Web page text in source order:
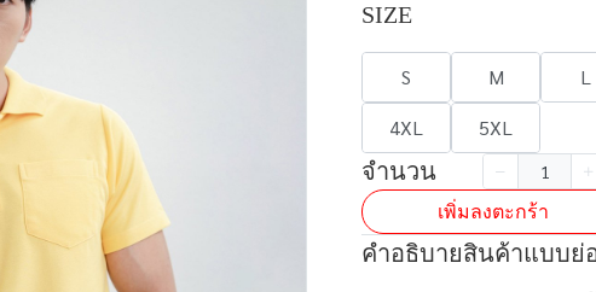
SIZE
S M L
4XL
5XL
จำนวน
เพิ่มลงตะกร้า
คำอธิบายสินค้าแบบย่